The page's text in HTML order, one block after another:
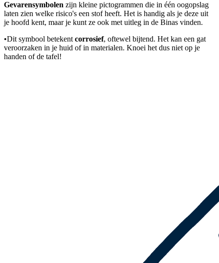
Gevarensymbolen zijn kleine pictogrammen die in één oogopslag
laten zien welke risico's een stof heeft. Het is handig als je deze uit
je hoofd kent, maar je kunt ze ook met uitleg in de Binas vinden.
•Dit symbool betekentcorrosief, oftewel bijtend. Het kan een gat
veroorzaken in je huid of in materialen. Knoei het dus niet op je
handen of de tafel!